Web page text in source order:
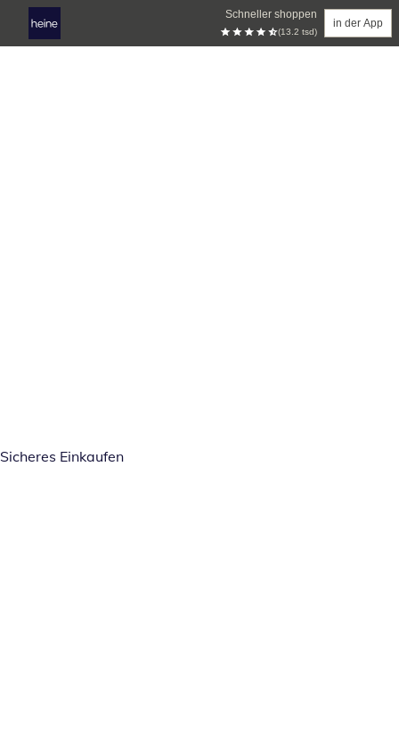
Schneller shoppen
(13.2 tsd)
in der App
Sicheres Einkaufen